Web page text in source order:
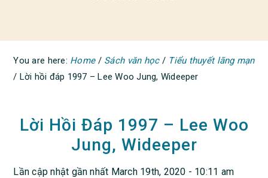
You are here: Home / Sách văn học / Tiểu thuyết lãng mạn
/ Lời hồi đáp 1997 – Lee Woo Jung, Wideeper
Lời Hồi Đáp 1997 – Lee Woo
Jung, Wideeper
Lần cập nhật gần nhất March 19th, 2020 - 10:11 am